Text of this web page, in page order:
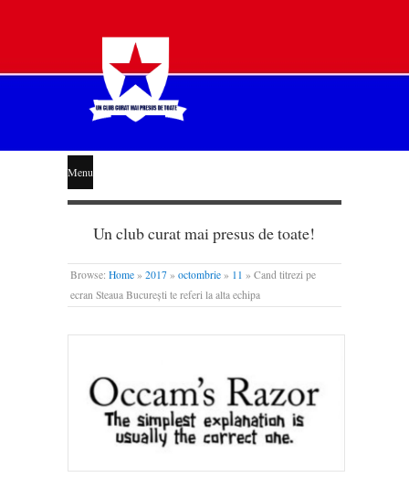
STEAUA
LIBERĂ
Menu
Un club curat mai presus de toate!
Browse: Home » 2017 » octombrie » 11 » Cand titrezi pe
ecran Steaua București te referi la alta echipa